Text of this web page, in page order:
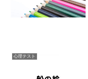
心理テスト